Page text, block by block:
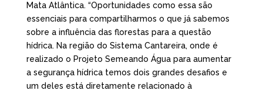
Mata Atlântica. “Oportunidades como essa são
essenciais para compartilharmos o que já sabemos
sobre a influência das florestas para a questão
hídrica. Na região do Sistema Cantareira, onde é
realizado o Projeto Semeando Água para aumentar
a segurança hídrica temos dois grandes desafios e
um deles está diretamente relacionado à